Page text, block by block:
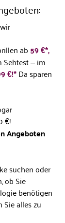
ab59 €*,
Sehtest – im
€!*Da sparen
€!
Angeboten
suchen oder
ob Sie
benötigen
alles zu